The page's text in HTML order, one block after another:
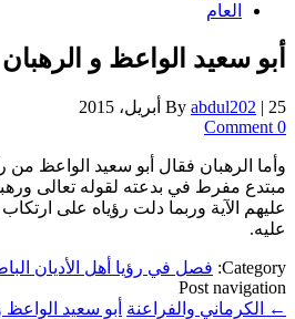
العام
أبو سعيد الواعظ و الرهبان
By abdul202 | 25 أبريل، 2015
0 Comment
وأما الرهبان فقال أبو سعيد الواعظ من
مبتدع مفرط في بدعته لقوله تعالى
عليهم الآية وربما دلت رؤياه على
عليه.
Category: فصل في رؤيا أهل الأديان
Post navigation
←
الكرماني والفراعنة أبو سعيد الواعظ